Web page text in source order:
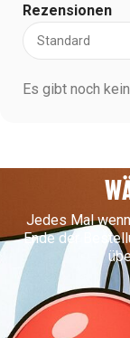
Rezensionen
Es gibt noch
Jedes Mal
Ende der